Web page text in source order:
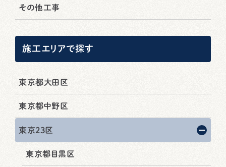
その他工事
施工エリアで探す
東京都大田区
東京都中野区
東京23区
東京都目黒区